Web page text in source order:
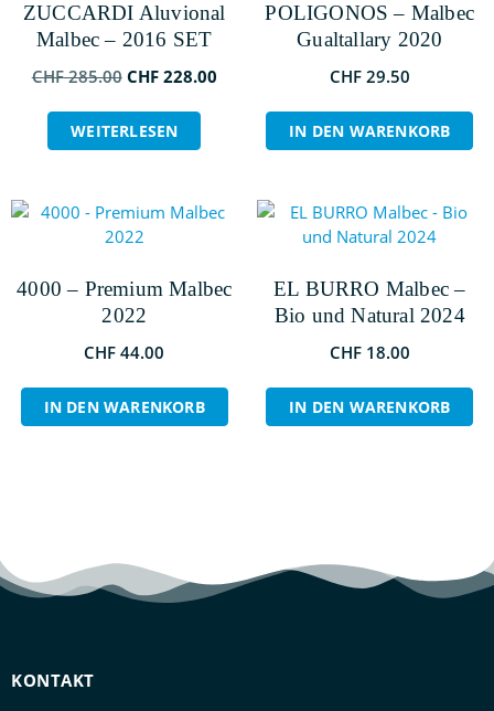
ZUCCARDI Aluvional
Malbec – 2016 SET
CHF285.00 CHF228.00
WEITERLESEN
POLIGONOS – Malbec
Gualtallary 2020
CHF29.50
IN DEN WARENKORB
4000 – Premium Malbec
2022
CHF 44.00
IN DEN WARENKORB
EL BURRO Malbec –
Bio und Natural 2024
CHF18.00
IN DEN WARENKORB
KONTAKT